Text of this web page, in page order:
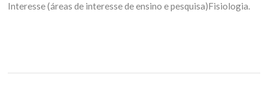
Interesse (áreas de interesse de ensino e pesquisa)Fisiologia.